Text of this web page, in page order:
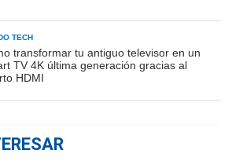
TECH
transformar tu antiguo televisor en un
TV 4K última generación gracias al
HDMI